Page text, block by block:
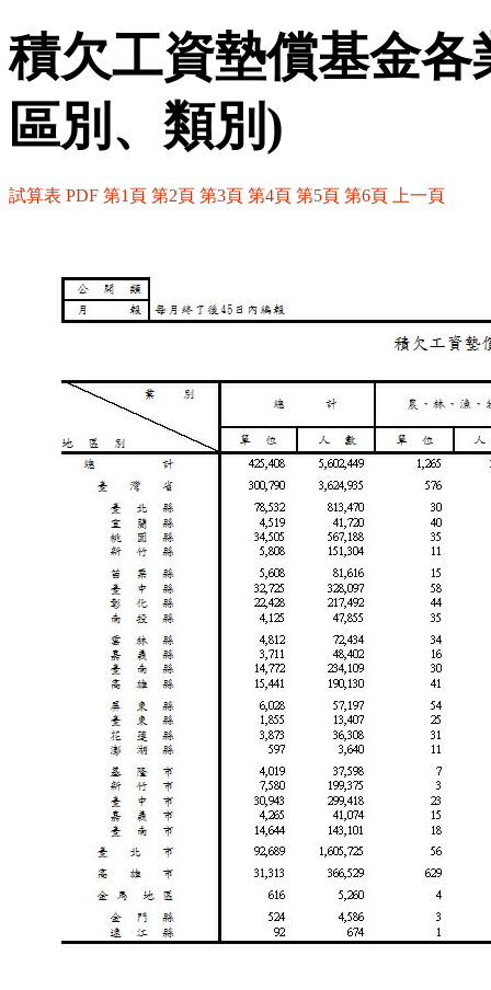
積欠工資墊償基金
區別、類別)
試算表 PDF 第1頁 第2頁 第3頁 第4頁 第5頁 第6頁 上一頁